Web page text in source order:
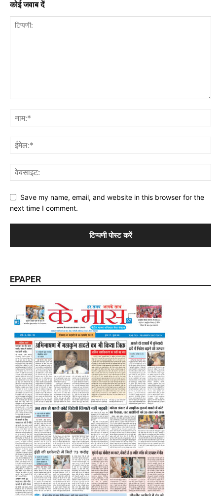
कोई जवाब दें
Save my name, email, and website in this browser for the
next time I comment.
EPAPER